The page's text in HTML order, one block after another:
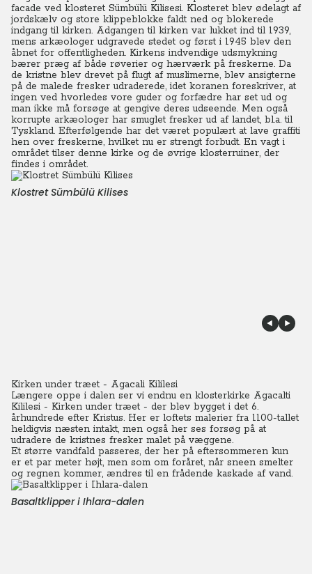
facade ved klosteret Sümbülü Kilisesi. Klosteret blev ødelagt af
jordskælv og store klippeblokke faldt ned og blokerede
indgang til kirken. Adgangen til kirken var lukket ind til 1939,
mens arkæologer udgravede stedet og først i 1945 blev den
åbnet for offentligheden. Kirkens indvendige udsmykning
bærer præg af både røverier og hærværk på freskerne. Da
de kristne blev drevet på flugt af muslimerne, blev ansigterne
på de malede fresker udraderede, idet koranen foreskriver, at
ingen ved hvorledes vore guder og forfædre har set ud og
man ikke må forsøge at gengive deres udseende. Men også
korrupte arkæologer har smuglet fresker ud af landet, bl.a. til
Tyskland. Efterfølgende har det været populært at lave graffiti
hen over freskerne, hvilket nu er strengt forbudt. En vagt i
området tilser denne kirke og de øvrige klosterruiner, der
findes i området.
Klostret Sümbülü Kilises
Kirken under træet - Agacali Kililesi
Længere oppe i dalen ser vi endnu en klosterkirke Agacalti
Kililesi - Kirken under træet - der blev bygget i det 6.
århundrede efter Kristus. Her er loftets malerier fra 1100-tallet
heldigvis næsten intakt, men også her ses forsøg på at
udradere de kristnes fresker malet på væggene.
Et større vandfald passeres, der her på eftersommeren kun
er et par meter højt, men som om foråret, når sneen smelter
og regnen kommer, ændres til en frådende kaskade af vand.
Basaltklipper i Ihlara-dalen